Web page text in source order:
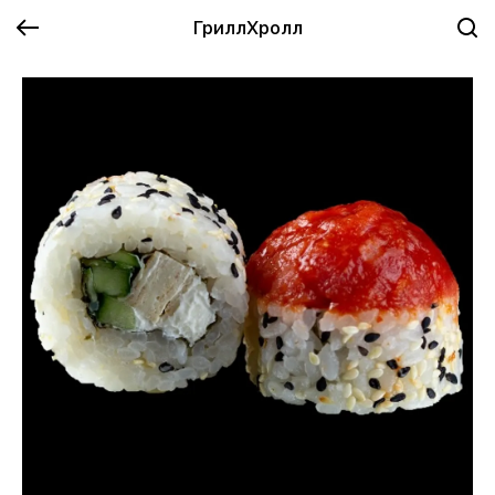
ГриллХролл